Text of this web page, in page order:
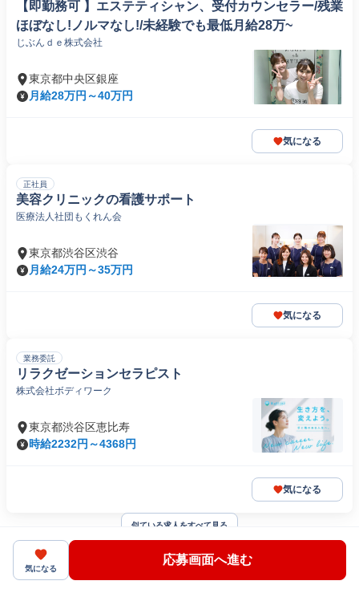
【即勤務可 】エステティシャン、受付カウンセラー/残業
ほぼなし!ノルマなし!/未経験でも最低月給28万~
じぶんｄｅ株式会社
東京都中央区銀座
月給28万円～40万円
気になる
正社員
美容クリニックの看護サポート
医療法人社団もくれん会
東京都渋谷区渋谷
月給24万円～35万円
気になる
業務委託
リラクゼーションセラピスト
株式会社ボディワーク
東京都渋谷区恵比寿
時給2232円～4368円
気になる
似ている求人をすべて見る
関連条件で探す
気になる
応募画面へ進む